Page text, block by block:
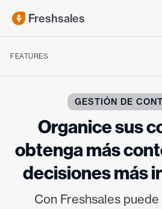
Freshsales
FEATURES
Para equipos de marketing
GESTIÓN DE
Organice sus
obtenga más
decisiones más
Con Freshsales